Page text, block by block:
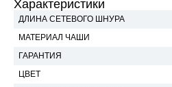
Характеристики
ДЛИНА СЕТЕВОГО ШНУРА
МАТЕРИАЛ ЧАШИ
ГАРАНТИЯ
ЦВЕТ